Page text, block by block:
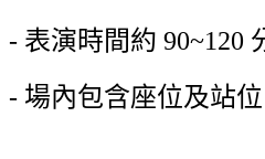
- 表演時間約 90~120
- 場內包含座位及站